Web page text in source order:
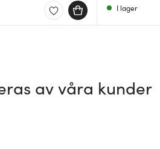
I lager
av våra kunder